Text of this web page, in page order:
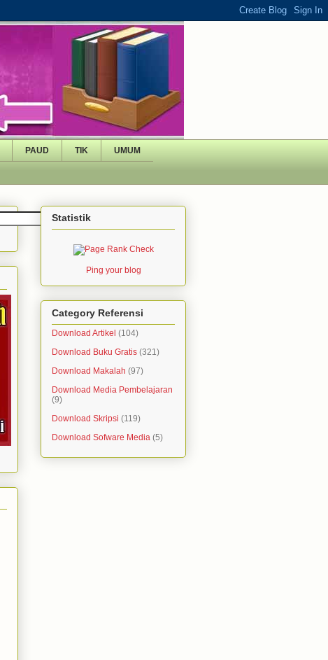
PAUD TIK UMUM
Statistik
Ping your blog
Category Referensi
Download Artikel (104)
Download Buku Gratis (321)
Download Makalah (97)
Download Media Pembelajaran
(9)
Download Skripsi (119)
Download Sofware Media (5)